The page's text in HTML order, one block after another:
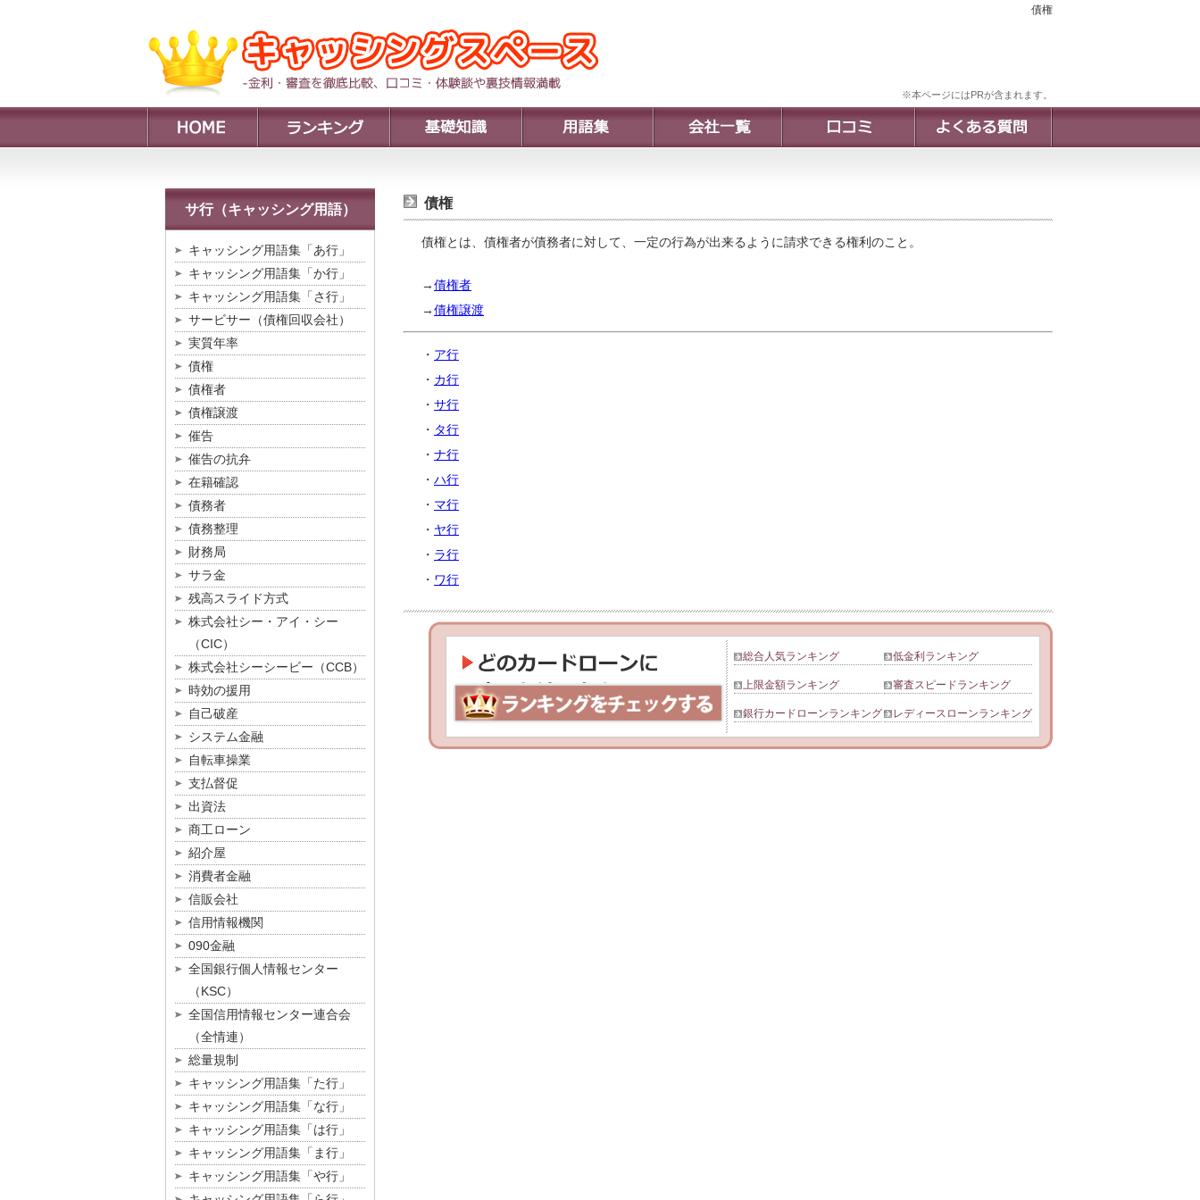
債権
※本ページにはPRが含まれます。
サ行（キャッシング用語）
キャッシング用語集「あ行」
キャッシング用語集「か行」
キャッシング用語集「さ行」
サービサー（債権回収会社）
実質年率
債権
債権者
債権譲渡
催告
催告の抗弁
在籍確認
債務者
債務整理
財務局
サラ金
残高スライド方式
株式会社シー・アイ・シー
（CIC）
株式会社シーシービー（CCB）
時効の援用
自己破産
システム金融
自転車操業
支払督促
出資法
商工ローン
紹介屋
消費者金融
信販会社
信用情報機関
090金融
全国銀行個人情報センター
（KSC）
全国信用情報センター連合会
（全情連）
総量規制
キャッシング用語集「た行」
キャッシング用語集「な行」
キャッシング用語集「は行」
キャッシング用語集「ま行」
キャッシング用語集「や行」
債権
債権とは、債権者が債務者に対して、一定の行為が出来るように請求できる権利のこと。
→債権者
→債権譲渡
・ ア行
・ カ行
・ サ行
・ タ行
・ ナ行
・ ハ行
・ マ行
・ ヤ行
・ ラ行
・ ワ行
総合人気ランキング 低金利ランキング
上限金額ランキング 審査スピードランキング
銀行カードローンランキング レディースローンランキング